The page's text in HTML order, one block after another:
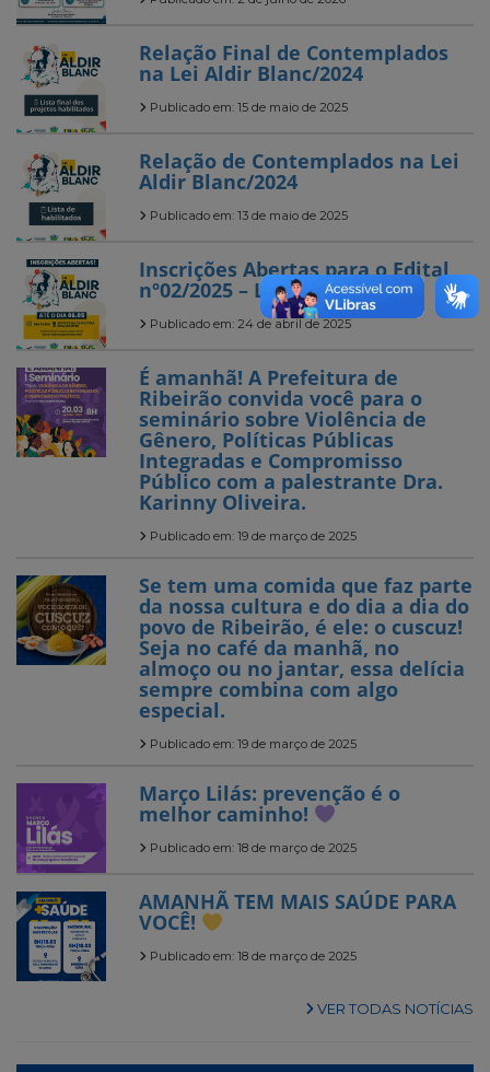
Relação Final de Contemplados
na Lei Aldir Blanc/2024
Publicado em: 15 de maio de 2025
Relação de Contemplados na Lei
Aldir Blanc/2024
Publicado em: 13 de maio de 2025
Inscrições Abertas para o Edital
nº02/2025 – Lei Aldir Blanc
Publicado em: 24 de abril de 2025
É amanhã! A Prefeitura de
Ribeirão convida você para o
seminário sobre Violência de
Gênero, Políticas Públicas
Integradas e Compromisso
Público com a palestrante Dra.
Karinny Oliveira.
Publicado em: 19 de março de 2025
Se tem uma comida que faz parte
da nossa cultura e do dia a dia do
povo de Ribeirão, é ele: o cuscuz!
Seja no café da manhã, no
almoço ou no jantar, essa delícia
sempre combina com algo
especial.
Publicado em: 19 de março de 2025
Março Lilás: prevenção é o
melhor caminho!
Publicado em: 18 de março de 2025
AMANHÃ TEM MAIS SAÚDE PARA
VOCÊ!
Publicado em: 18 de março de 2025
VER TODAS NOTÍCIAS